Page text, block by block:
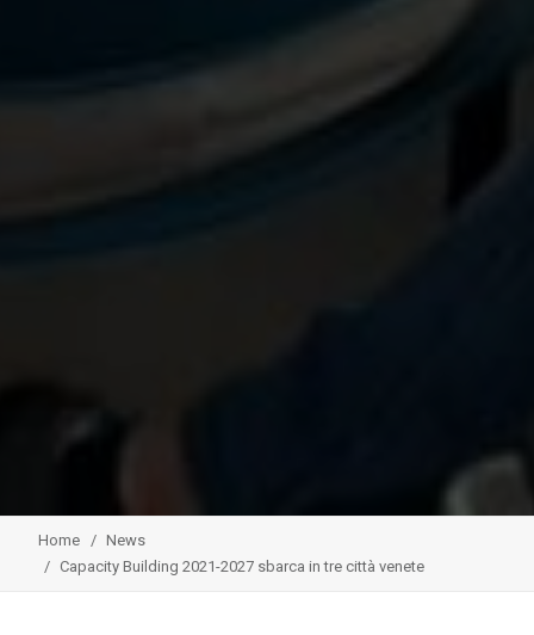
Home
News
Capacity Building 2021-2027 sbarca in tre città venete